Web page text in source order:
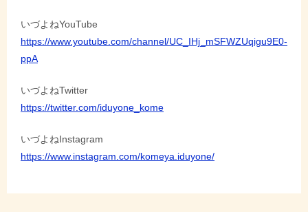
いづよねYouTube
https://www.youtube.com/channel/UC_IHj_mSFWZUqigu9E0-
ppA
いづよねTwitter
https://twitter.com/iduyone_kome
いづよねInstagram
https://www.instagram.com/komeya.iduyone/